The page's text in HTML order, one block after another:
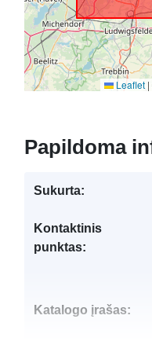
Leaflet |
Papildoma
Sukurta:
Kontaktinis
punktas:
Katalogo įrašas: